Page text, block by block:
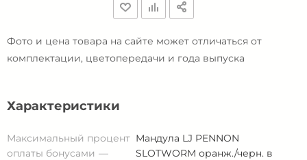
Фото и цена товара на сайте может отличаться от
комплектации, цветопередачи и года выпуска
Характеристики
Максимальный процент
оплаты бонусами
Мандула LJ PENNON
SLOTWORM оранж./черн. в